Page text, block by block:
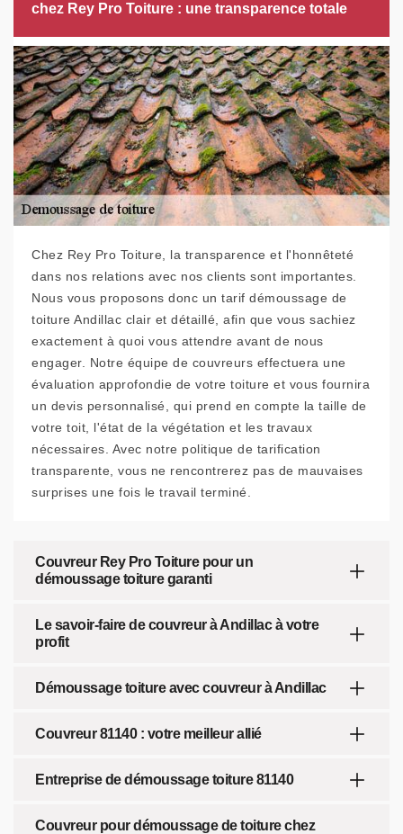
chez Rey Pro Toiture : une transparence totale
Chez Rey Pro Toiture, la transparence et l'honnêteté
dans nos relations avec nos clients sont importantes.
Nous vous proposons donc un tarif démoussage de
toiture Andillac clair et détaillé, afin que vous sachiez
exactement à quoi vous attendre avant de nous
engager. Notre équipe de couvreurs effectuera une
évaluation approfondie de votre toiture et vous fournira
un devis personnalisé, qui prend en compte la taille de
votre toit, l'état de la végétation et les travaux
nécessaires. Avec notre politique de tarification
transparente, vous ne rencontrerez pas de mauvaises
surprises une fois le travail terminé.
Couvreur Rey Pro Toiture pour un
démoussage toiture garanti
Le savoir-faire de couvreur à Andillac à votre
profit
Démoussage toiture avec couvreur à Andillac
Couvreur 81140 : votre meilleur allié
Entreprise de démoussage toiture 81140
Couvreur pour démoussage de toiture chez